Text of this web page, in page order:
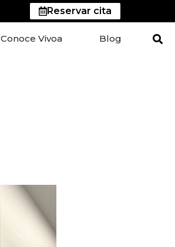
Reservar cita
Conoce Vivoa Blog